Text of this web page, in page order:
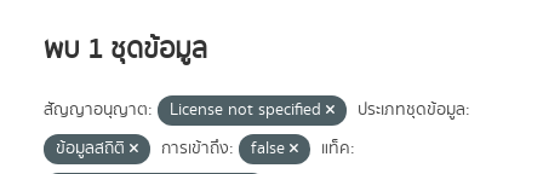
พบ 1 ชุดข้อมูล
สัญญาอนุญาต: License not specified
ประเภทชุดข้อมูล:
ข้อมูลสถิติ
การเข้าถึง: false
แท็ค: